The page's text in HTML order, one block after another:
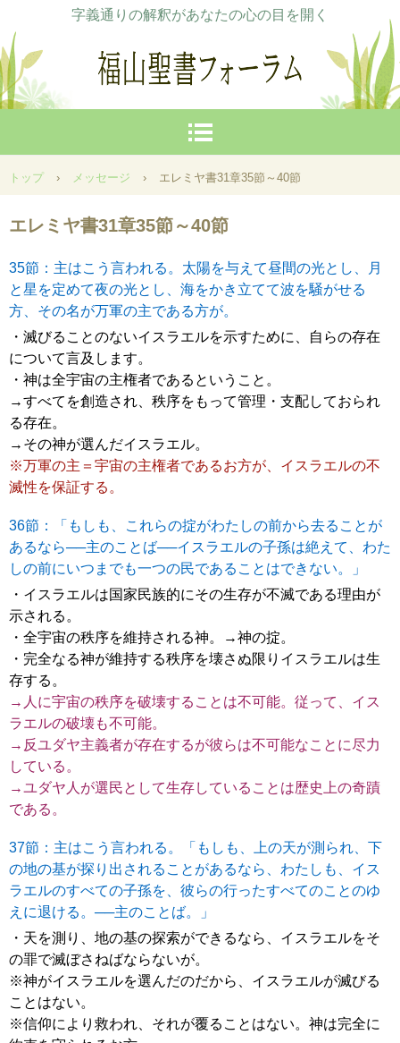
字義通りの解釈があなたの心の目を開く
トップ › メッセージ › エレミヤ書31章35節～40節
エレミヤ書31章35節～40節
35節：主はこう言われる。太陽を与えて昼間の光とし、月
と星を定めて夜の光とし、海をかき立てて波を騒がせる
方、その名が万軍の主である方が。
・滅びることのないイスラエルを示すために、自らの存在
について言及します。
・神は全宇宙の主権者であるということ。
→すべてを創造され、秩序をもって管理・支配しておられ
る存在。
→その神が選んだイスラエル。
※万軍の主＝宇宙の主権者であるお方が、イスラエルの不
滅性を保証する。
36節：「もしも、これらの掟がわたしの前から去ることが
あるなら──主のことば──イスラエルの子孫は絶えて、わた
しの前にいつまでも一つの民であることはできない。」
・イスラエルは国家民族的にその生存が不滅である理由が
示される。
・全宇宙の秩序を維持される神。→神の掟。
・完全なる神が維持する秩序を壊さぬ限りイスラエルは生
存する。
→人に宇宙の秩序を破壊することは不可能。従って、イス
ラエルの破壊も不可能。
→反ユダヤ主義者が存在するが彼らは不可能なことに尽力
している。
→ユダヤ人が選民として生存していることは歴史上の奇蹟
である。
37節：主はこう言われる。「もしも、上の天が測られ、下
の地の基が探り出されることがあるなら、わたしも、イス
ラエルのすべての子孫を、彼らの行ったすべてのことのゆ
えに退ける。──主のことば。」
・天を測り、地の基の探索ができるなら、イスラエルをそ
の罪で滅ぼさねばならないが。
※神がイスラエルを選んだのだから、イスラエルが滅びる
ことはない。
※信仰により救われ、それが覆ることはない。神は完全に